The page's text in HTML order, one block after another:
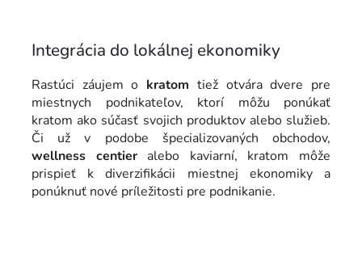
Integrácia do lokálnej ekonomiky
Rastúci záujem o kratom tiež otvára dvere pre
miestnych podnikateľov, ktorí môžu ponúkať
kratom ako súčasť svojich produktov alebo služieb.
Či už v podobe špecializovaných obchodov,
wellness centieralebo kaviarní, kratom môže
prispieť k diverzifikácii miestnej ekonomiky a
ponúknuť nové príležitosti pre podnikanie.